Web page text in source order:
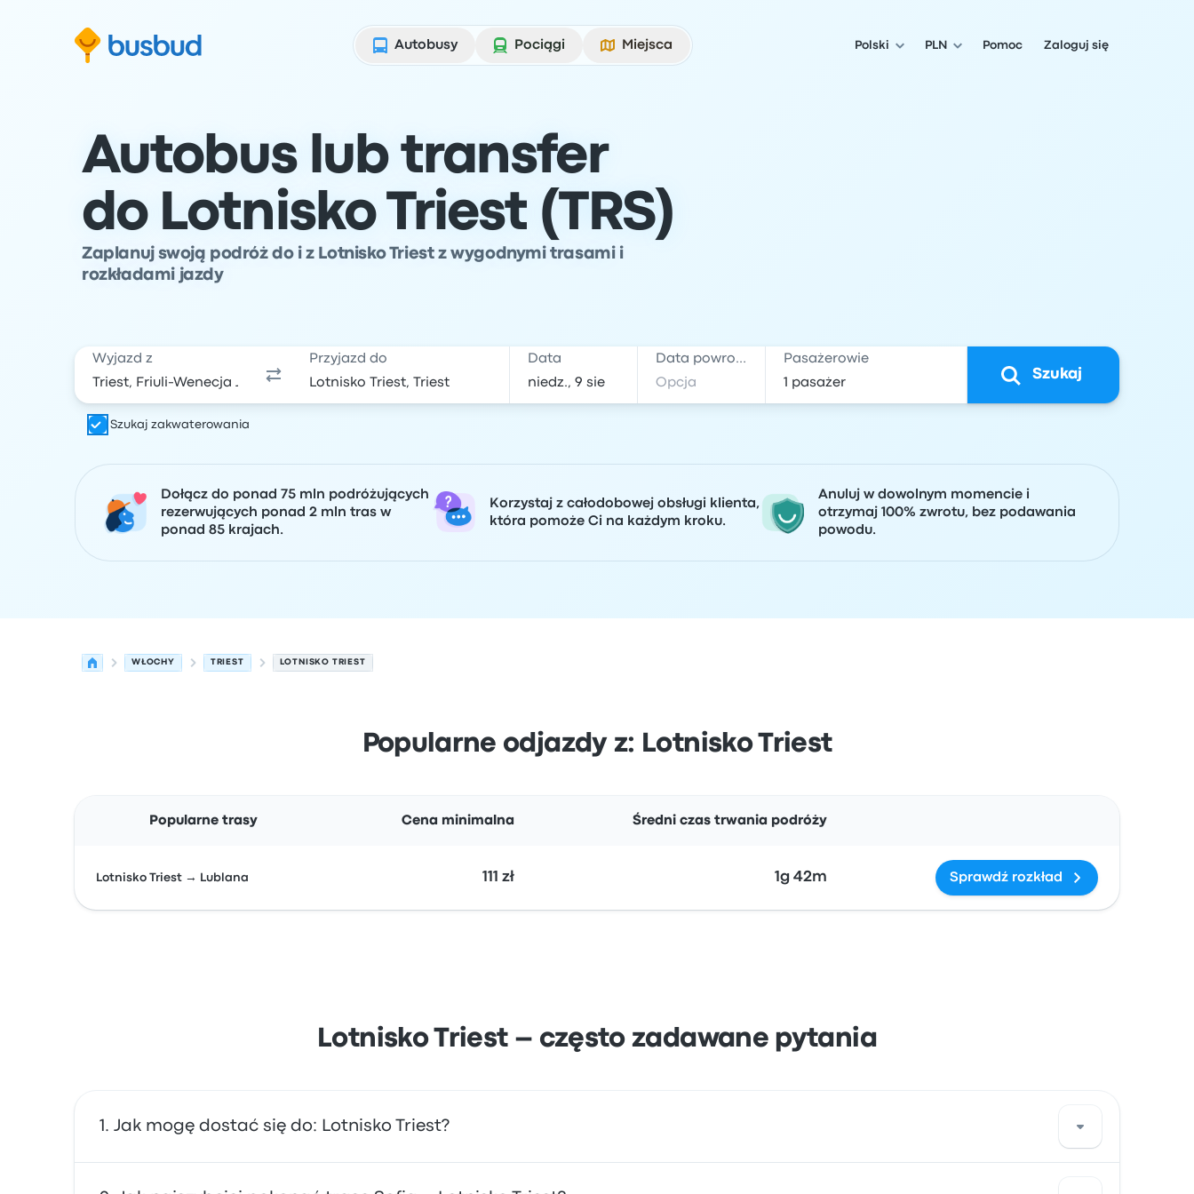
Autobusy
Pociągi Miejsca Polski PLN Pomoc Zaloguj się
Autobus lub transfer
do Lotnisko Triest (TRS)
Zaplanuj swoją podróż do i z Lotnisko Triest z wygodnymi trasami i
rozkładami jazdy
Wyjazd z Przyjazd do Data Data powrotu Pasażerowie
Szukaj
Szukaj zakwaterowania
Dołącz do ponad 75 mln podróżujących
rezerwujących ponad 2 mln tras w
ponad 85 krajach.
Korzystaj z całodobowej obsługi klienta,
która pomoże Ci na każdym kroku.
Anuluj w dowolnym momencie i
otrzymaj 100% zwrotu, bez podawania
powodu.
WŁOCHY TRIEST LOTNISKO TRIEST
Popularne odjazdy z: Lotnisko Triest
Popularne trasy Cena minimalna Średni czas trwania podróży
Lotnisko Triest → Lublana 111 zł 1g 42m Sprawdź rozkład
Lotnisko Triest – często zadawane pytania
Jak mogę dostać się do: Lotnisko Triest?